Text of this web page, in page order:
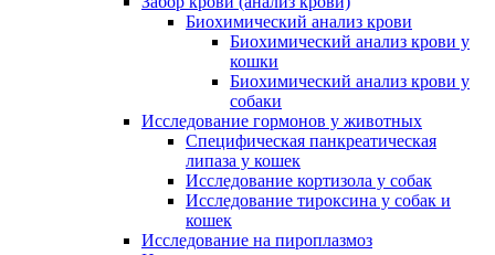
Биохимический анализ крови
Биохимический анализ крови у
кошки
Биохимический анализ крови у
собаки
Исследование гормонов у животных
Специфическая панкреатическая
липаза у кошек
Исследование кортизола у собак
Исследование тироксина у собак и
кошек
Исследование на пироплазмоз